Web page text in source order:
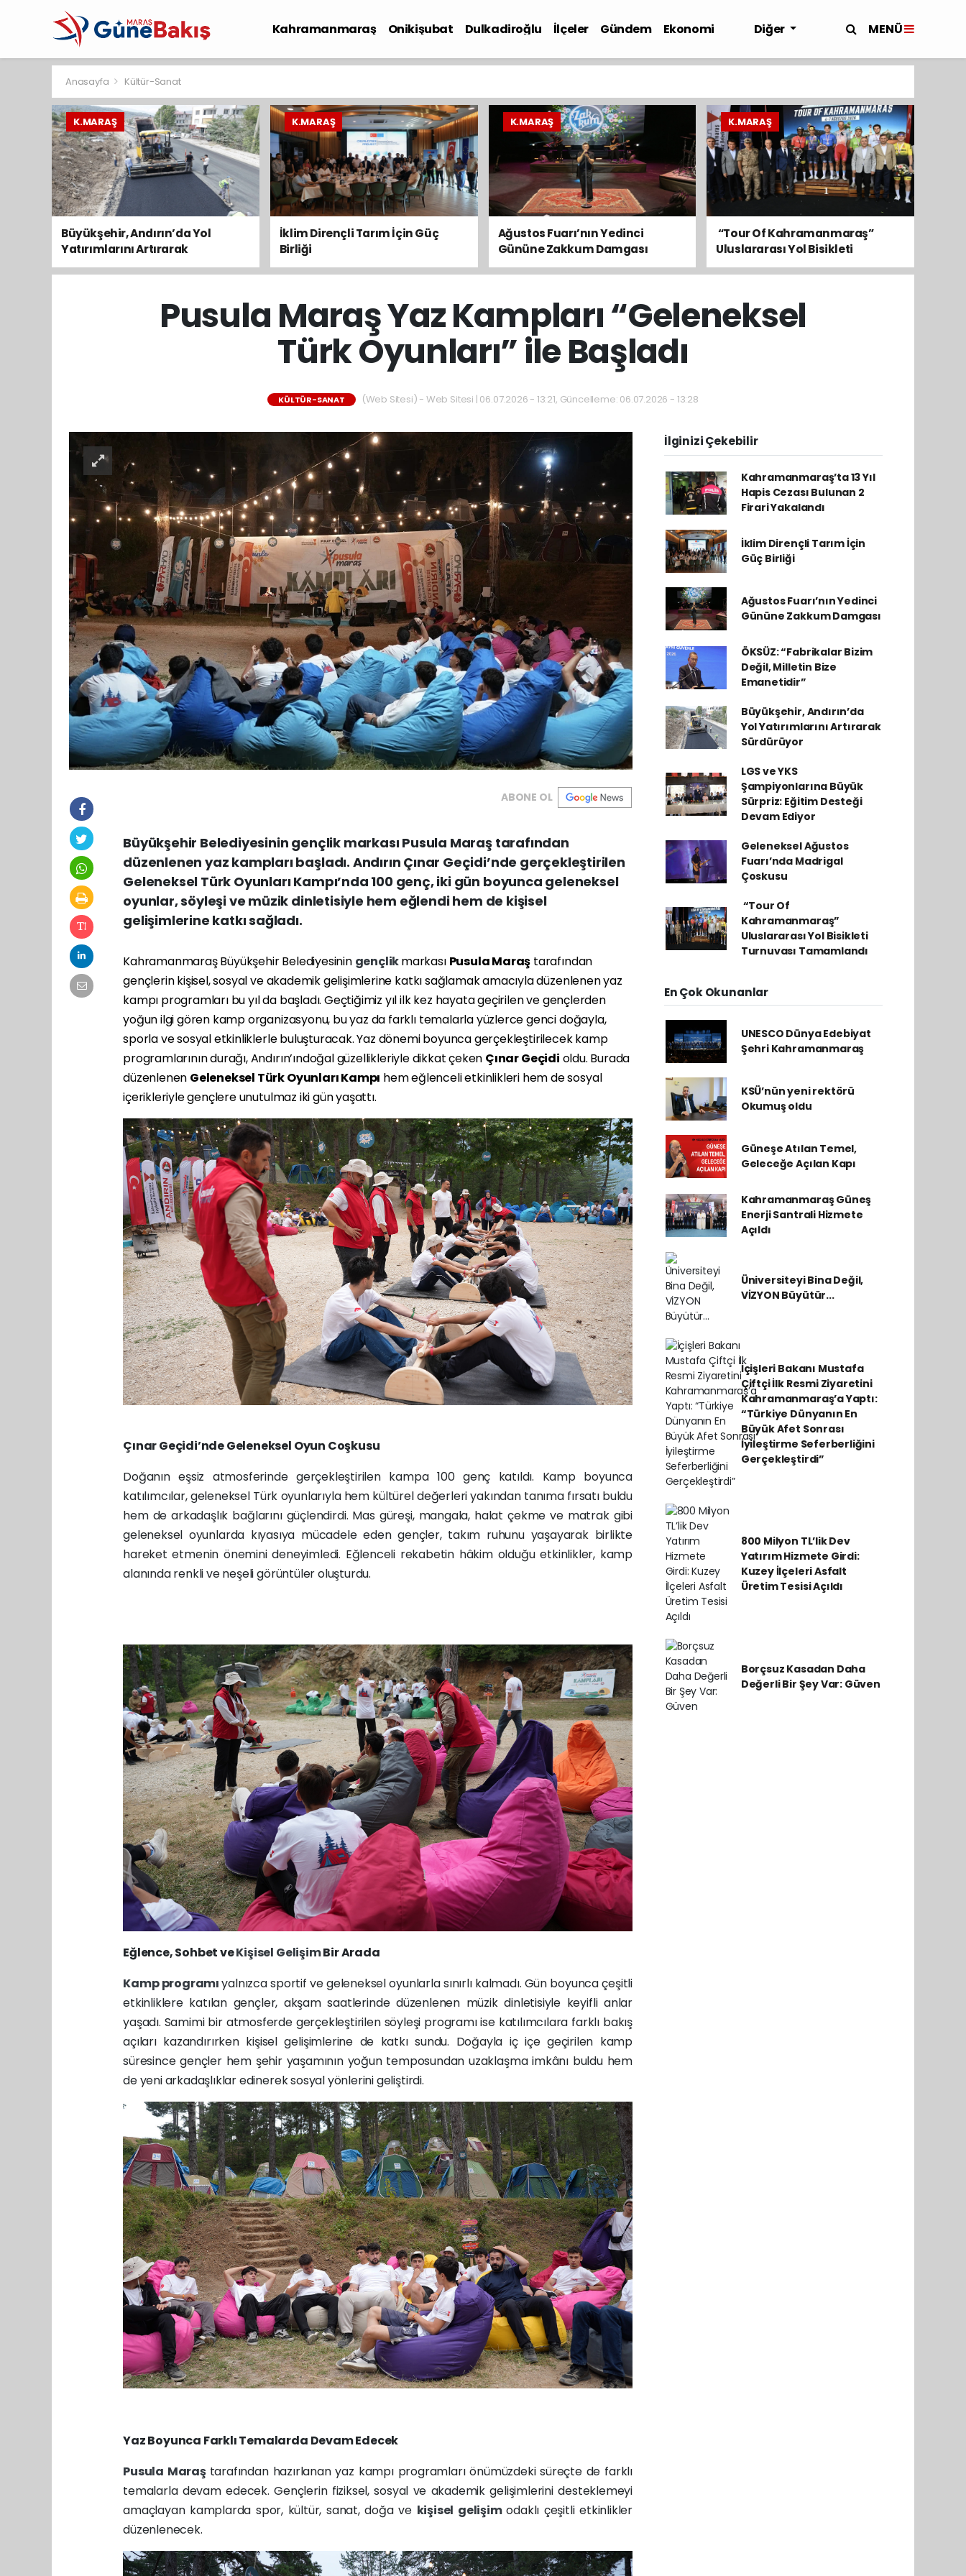
Kahramanmaraş Onikişubat Dulkadiroğlu İlçeler Gündem
Ekonomi
Diğer MENÜ
Anasayfa Kültür-Sanat
K.MARAŞ
Büyükşehir, Andırın’da Yol
Yatırımlarını Artırarak
Sürdürüyor
K.MARAŞ
İklim Dirençli Tarım İçin Güç
Birliği
K.MARAŞ
Ağustos Fuarı’nın Yedinci
Gününe Zakkum Damgası
K.MARAŞ
​ “Tour Of Kahramanmaraş”
Uluslararası Yol Bisikleti
Turnuvası Tamamlandı
Pusula Maraş Yaz Kampları “Geleneksel
Türk Oyunları” ile Başladı
KÜLTÜR-SANAT (Web Sitesi) - Web Sitesi | 06.07.2026 - 13:21, Güncelleme: 06.07.2026 - 13:28
ABONE OL
Büyükşehir Belediyesinin gençlik markası Pusula Maraş tarafından
düzenlenen yaz kampları başladı. Andırın Çınar Geçidi’nde gerçekleştirilen
Geleneksel Türk Oyunları Kampı’nda 100 genç, iki gün boyunca geleneksel
oyunlar, söyleşi ve müzik dinletisiyle hem eğlendi hem de kişisel
gelişimlerine katkı sağladı.
Kahramanmaraş Büyükşehir Belediyesinin gençlikmarkası Pusula Maraş tarafından
gençlerin kişisel, sosyal ve akademik gelişimlerine katkı sağlamak amacıyla düzenlenen yaz
kampı programları bu yıl da başladı. Geçtiğimiz yıl ilk kez hayata geçirilen ve gençlerden
yoğun ilgi gören kamp organizasyonu, bu yaz da farklı temalarla yüzlerce genci doğayla,
sporla ve sosyal etkinliklerle buluşturacak.Yaz dönemi boyunca gerçekleştirilecek kamp
programlarının durağı,Andırın’ındoğal güzellikleriyle dikkat çeken Çınar Geçidi oldu. Burada
düzenlenen Geleneksel Türk OyunlarıKampı hem eğlenceli etkinlikleri hem de sosyal
içerikleriyle gençlere unutulmaz iki gün yaşattı.
Çınar Geçidi’nde Geleneksel Oyun Coşkusu
Doğanın eşsiz atmosferinde gerçekleştirilen kampa 100 genç katıldı. Kamp boyunca
katılımcılar, geleneksel Türk oyunlarıyla hem kültürel değerleri yakından tanıma fırsatı buldu
hem de arkadaşlık bağlarını güçlendirdi. Mas güreşi, mangala, halat çekme ve matrak gibi
geleneksel oyunlarda kıyasıya mücadele eden gençler, takım ruhunu yaşayarak birlikte
hareket etmenin önemini deneyimledi. Eğlenceli rekabetin hâkim olduğu etkinlikler, kamp
alanında renkli ve neşeli görüntüler oluşturdu.
Eğlence, Sohbet veKişisel GelişimBir Arada
Kamp programıyalnızca sportif ve geleneksel oyunlarla sınırlı kalmadı. Gün boyunca çeşitli
etkinliklere katılan gençler, akşam saatlerinde düzenlenen müzik dinletisiyle keyifli anlar
yaşadı. Samimi bir atmosferde gerçekleştirilen söyleşi programı ise katılımcılara farklı bakış
açıları kazandırırken kişisel gelişimlerine de katkı sundu. Doğayla iç içe geçirilen kamp
süresince gençler hem şehir yaşamının yoğun temposundan uzaklaşma imkânı buldu hem
de yeni arkadaşlıklar edinerek sosyal yönlerini geliştirdi.
Yaz Boyunca Farklı Temalarda Devam Edecek
Pusula Maraş tarafından hazırlanan yaz kampı programları önümüzdeki süreçte de farklı
temalarla devam edecek. Gençlerin fiziksel, sosyal ve akademik gelişimlerini desteklemeyi
amaçlayan kamplarda spor, kültür, sanat, doğa ve kişisel gelişimodaklı çeşitli etkinlikler
düzenlenecek.
İlginizi Çekebilir
Kahramanmaraş’ta 13 Yıl
Hapis Cezası Bulunan 2
Firari Yakalandı
İklim Dirençli Tarım İçin
Güç Birliği
Ağustos Fuarı’nın Yedinci
Gününe Zakkum Damgası
ÖKSÜZ: “Fabrikalar Bizim
Değil, Milletin Bize
Emanetidir”
Büyükşehir, Andırın’da
Yol Yatırımlarını Artırarak
Sürdürüyor
LGS ve YKS
Şampiyonlarına Büyük
Sürpriz: Eğitim Desteği
Devam Ediyor
Geleneksel Ağustos
Fuarı’nda Madrigal
Çoskusu
​ “Tour Of
Kahramanmaraş”
Uluslararası Yol Bisikleti
Turnuvası Tamamlandı
En Çok Okunanlar
UNESCO Dünya Edebiyat
Şehri Kahramanmaraş
KSÜ’nün yeni rektörü
Okumuş oldu
Güneşe Atılan Temel,
Geleceğe Açılan Kapı
Kahramanmaraş Güneş
Enerji Santrali Hizmete
Açıldı
Üniversiteyi Bina Değil,
VİZYON Büyütür...
İçişleri Bakanı Mustafa
Çiftçi İlk Resmi Ziyaretini
Kahramanmaraş’a Yaptı:
“Türkiye Dünyanın En
Büyük Afet Sonrası
İyileştirme Seferberliğini
Gerçekleştirdi”
800 Milyon TL’lik Dev
Yatırım Hizmete Girdi:
Kuzey İlçeleri Asfalt
Üretim Tesisi Açıldı
Borçsuz Kasadan Daha
Değerli Bir Şey Var: Güven